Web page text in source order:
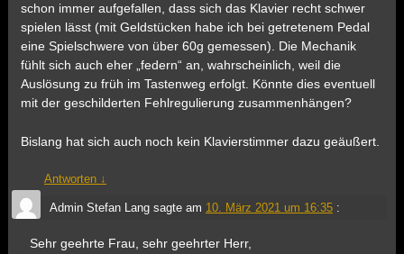
schon immer aufgefallen, dass sich das Klavier recht schwer
spielen lässt (mit Geldstücken habe ich bei getretenem Pedal
eine Spielschwere von über 60g gemessen). Die Mechanik
fühlt sich auch eher „federn“ an, wahrscheinlich, weil die
Auslösung zu früh im Tastenweg erfolgt. Könnte dies eventuell
mit der geschilderten Fehlregulierung zusammenhängen?
Bislang hat sich auch noch kein Klavierstimmer dazu geäußert.
Antworten ↓
Admin Stefan Langsagte am 10. März 2021 um 16:35 :
Sehr geehrte Frau, sehr geehrter Herr,